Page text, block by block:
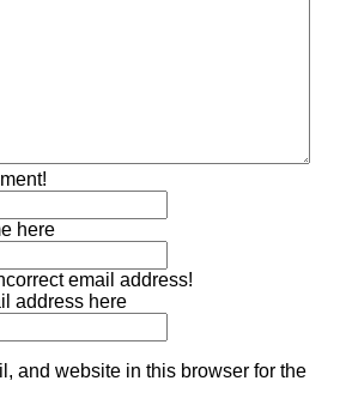
here
email address!
address here
and website in this browser for the